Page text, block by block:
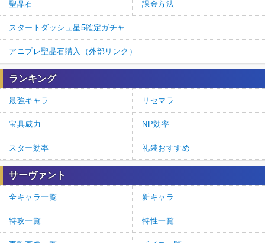
聖晶石 課金方法
スタートダッシュ星5確定ガチャ
アニプレ聖晶石購入（外部リンク）
ランキング
最強キャラ リセマラ
宝具威力 NP効率
スター効率 礼装おすすめ
サーヴァント
全キャラ一覧 新キャラ
特攻一覧 特性一覧